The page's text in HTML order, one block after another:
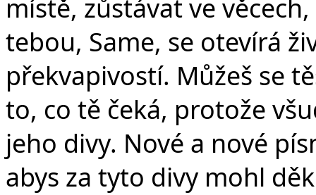
místě, zůstávat ve
tebou, Same, se otevírá
překvapivostí. Můžeš se
to, co tě čeká, protože
jeho divy. Nové a nové
abys za tyto divy mohl